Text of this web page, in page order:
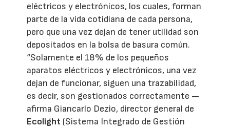
eléctricos y electrónicos, los cuales, forman
parte de la vida cotidiana de cada persona,
pero que una vez dejan de tener utilidad son
depositados en la bolsa de basura común.
“Solamente el 18% de los pequeños
aparatos eléctricos y electrónicos, una vez
dejan de funcionar, siguen una trazabilidad,
es decir, son gestionados correctamente —
afirma Giancarlo Dezio, director general de
Ecolight (Sistema Integrado de Gestión